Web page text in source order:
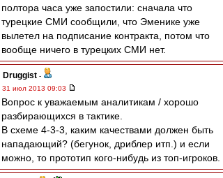
полтора часа уже запостили: сначала что
турецкие СМИ сообщили, что Эменике уже
вылетел на подписание контракта, потом что
вообще ничего в турецких СМИ нет.
Druggist -
31 июл 2013 09:03
Вопрос к уважаемым аналитикам / хорошо
разбирающихся в тактике.
В схеме 4-3-3, каким качествами должен быть
нападающий? (бегунок, дриблер итп.) и если
можно, то прототип кого-нибудь из топ-игроков.